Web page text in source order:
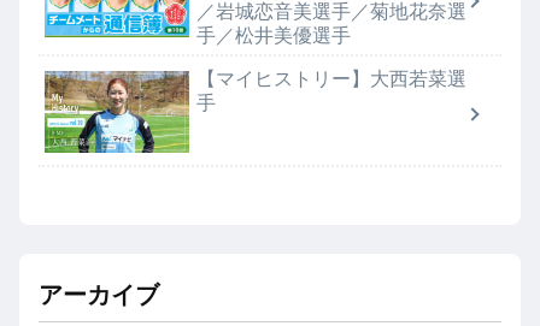
／岩城恋音美選手／菊地花奈選
手／松井美優選手
【マイヒストリー】大西若菜選
手
アーカイブ